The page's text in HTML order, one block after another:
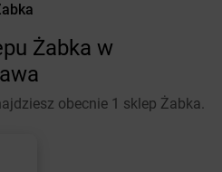
Żabka w
obecnie 1 sklep Żabka.